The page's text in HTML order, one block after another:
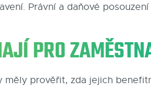
Právní a daňové
PRO
měly prověřit, zda jejich